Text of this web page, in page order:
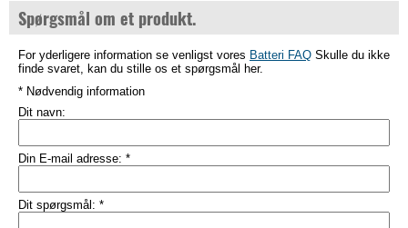
Spørgsmål om et produkt.
For yderligere information se venligst vores Batteri FAQ Skulle du ikke
finde svaret, kan du stille os et spørgsmål her.
* Nødvendig information
Dit navn:
Din E-mail adresse: *
Dit spørgsmål: *